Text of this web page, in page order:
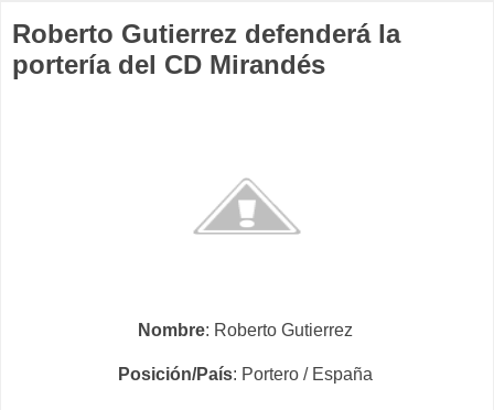
Roberto Gutierrez defenderá la
portería del CD Mirandés
Nombre: Roberto Gutierrez
Posición/País: Portero / España